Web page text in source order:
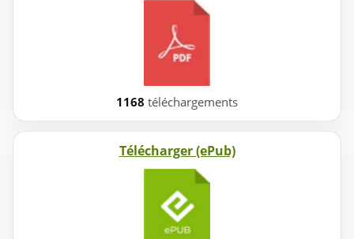
1168 téléchargements
Télécharger (ePub)